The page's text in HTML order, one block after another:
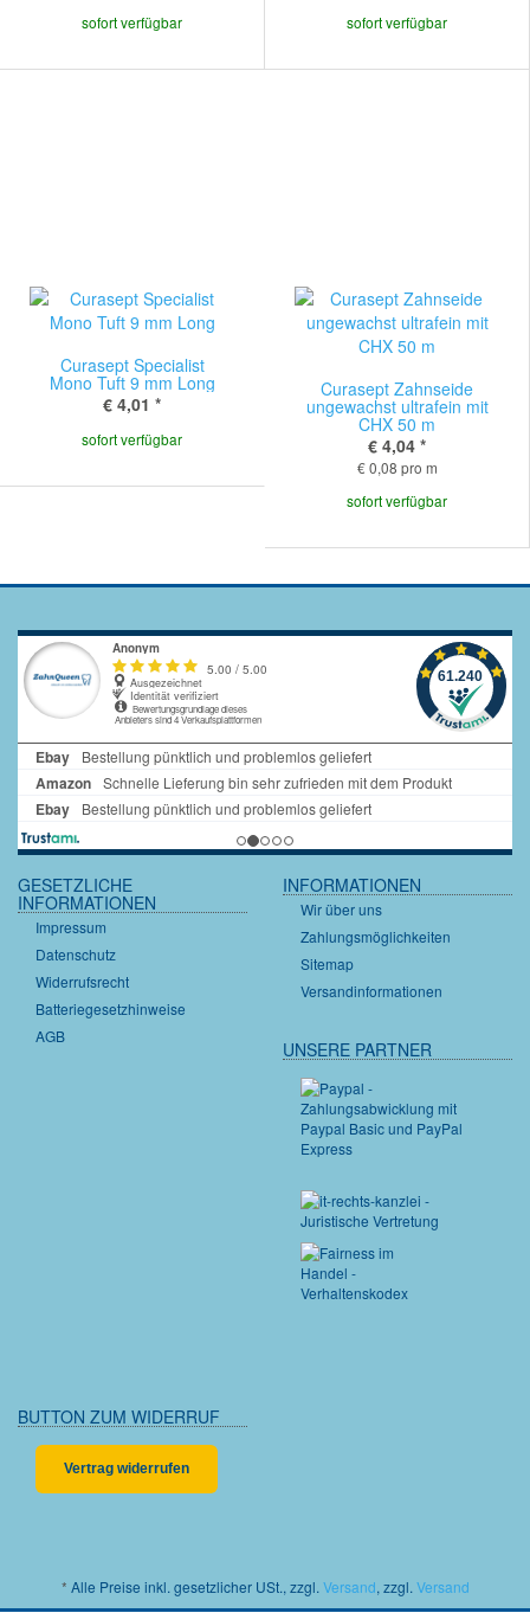
sofort verfügbar sofort verfügbar
Curasept Specialist
Mono Tuft 9 mm Long
€ 4,01 *
sofort verfügbar
Curasept Zahnseide
ungewachst ultrafein mit
CHX 50 m
€ 4,04 *
€ 0,08 pro m
sofort verfügbar
GESETZLICHE
INFORMATIONEN
Impressum
Datenschutz
Widerrufsrecht
Batteriegesetzhinweise
AGB
INFORMATIONEN
Wir über uns
Zahlungsmöglichkeiten
Sitemap
Versandinformationen
UNSERE PARTNER
BUTTON ZUM WIDERRUF
Vertrag widerrufen
* Alle Preise inkl. gesetzlicher USt., zzgl. Versand, zzgl. Versand